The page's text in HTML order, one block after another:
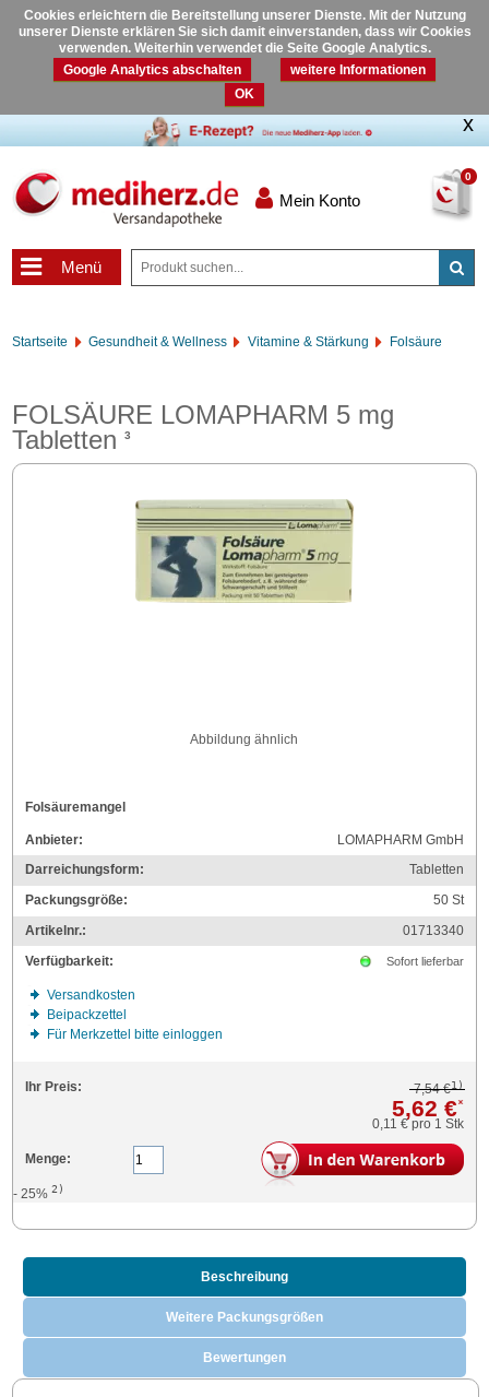
Cookies erleichtern die Bereitstellung unserer Dienste. Mit der Nutzung
unserer Dienste erklären Sie sich damit einverstanden, dass wir Cookies
verwenden. Weiterhin verwendet die Seite Google Analytics.
Google Analytics abschalten
weitere Informationen
OK
0
Mein Konto
Menü
Startseite Gesundheit & Wellness Vitamine & Stärkung Folsäure
FOLSÄURE LOMAPHARM 5 mg
Tabletten3
Abbildung ähnlich
Folsäuremangel
Anbieter:
LOMAPHARM GmbH
Darreichungsform:
Tabletten
Packungsgröße:
50St
Artikelnr.:
01713340
Verfügbarkeit:
Sofort lieferbar
Versandkosten
Beipackzettel
Für Merkzettel bitte einloggen
Ihr Preis: 7,54 €1)
5,62 €*
0,11 €pro 1 Stk
Menge:
- 25%2)
Beschreibung
Weitere Packungsgrößen
Bewertungen